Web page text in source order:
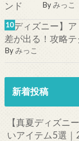
Byみっこ
【ディズニー】
差が出る！攻略
Byみっこ
新着投稿
【真夏ディズニ
いアイテム5選